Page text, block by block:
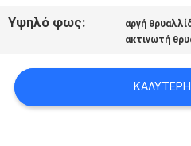
ΖΗΤΉΣΤΕ
ΑΠΌΣΠΑΣΜΑ
Υψηλό φως: αργή
ακτινωτή